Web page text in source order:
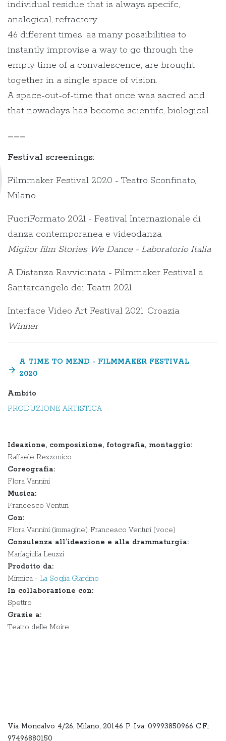
individual residue that is always specifc,
analogical, refractory.
46 different times, as many possibilities to
instantly improvise a way to go through the
empty time of a convalescence, are brought
together in a single space of vision.
A space-out-of-time that once was sacred and
that nowadays has become scientifc, biological.
___
Festival screenings:
Filmmaker Festival 2020 - Teatro Sconfinato,
Milano
FuoriFormato 2021 - Festival Internazionale di
danza contemporanea e videodanza
Miglior film Stories We Dance - Laboratorio Italia
A Distanza Ravvicinata - Filmmaker Festival a
Santarcangelo dei Teatri 2021
Interface Video Art Festival 2021, Croazia
Winner
A TIME TO MEND - FILMMAKER FESTIVAL
2020
arrow_forward
Ambito
PRODUZIONE ARTISTICA
Ideazione, composizione, fotografia, montaggio:
Raffaele Rezzonico
Coreografia:
Flora Vannini
Musica:
Francesco Venturi
Con:
Flora Vannini (immagine), Francesco Venturi (voce)
Consulenza all’ideazione e alla drammaturgia:
Mariagiulia Leuzzi
Prodotto da:
Mirmica - La Soglia Giardino
In collaborazione con:
Spettro
Grazie a:
Teatro delle Moire
Via Moncalvo 4/26, Milano, 20146 P. Iva: 09993850966 C.F.:
97496880150